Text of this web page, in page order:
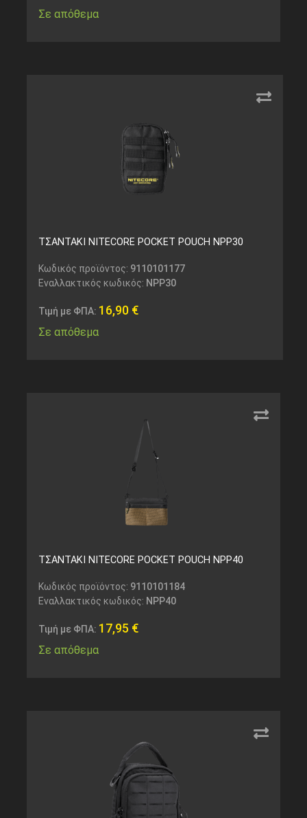
Σε απόθεμα
ΤΣΑΝΤΑΚΙ NITECORE POCKET POUCH NPP30
Κωδικός προϊόντος: 9110101177
Εναλλακτικός κωδικός: NPP30
Τιμή με ΦΠΑ: 16,90 €
Σε απόθεμα
ΤΣΑΝΤΑΚΙ NITECORE POCKET POUCH NPP40
Κωδικός προϊόντος: 9110101184
Εναλλακτικός κωδικός: NPP40
Τιμή με ΦΠΑ: 17,95 €
Σε απόθεμα